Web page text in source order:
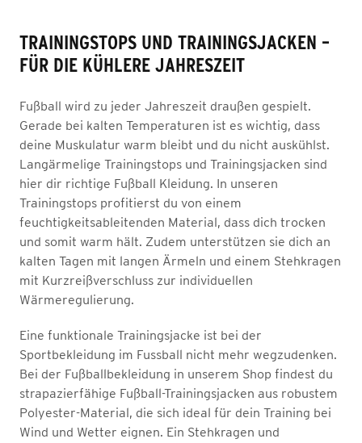
TRAININGSTOPS UND TRAININGSJACKEN –
FÜR DIE KÜHLERE JAHRESZEIT
Fußball wird zu jeder Jahreszeit draußen gespielt.
Gerade bei kalten Temperaturen ist es wichtig, dass
deine Muskulatur warm bleibt und du nicht auskühlst.
Langärmelige Trainingstops und Trainingsjacken sind
hier dir richtige Fußball Kleidung. In unseren
Trainingstops profitierst du von einem
feuchtigkeitsableitenden Material, dass dich trocken
und somit warm hält. Zudem unterstützen sie dich an
kalten Tagen mit langen Ärmeln und einem Stehkragen
mit Kurzreißverschluss zur individuellen
Wärmeregulierung.
Eine funktionale Trainingsjacke ist bei der
Sportbekleidung im Fussball nicht mehr wegzudenken.
Bei der Fußballbekleidung in unserem Shop findest du
strapazierfähige Fußball-Trainingsjacken aus robustem
Polyester-Material, die sich ideal für dein Training bei
Wind und Wetter eignen. Ein Stehkragen und